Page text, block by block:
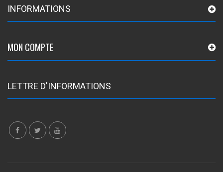
INFORMATIONS
MON COMPTE
LETTRE D'INFORMATIONS